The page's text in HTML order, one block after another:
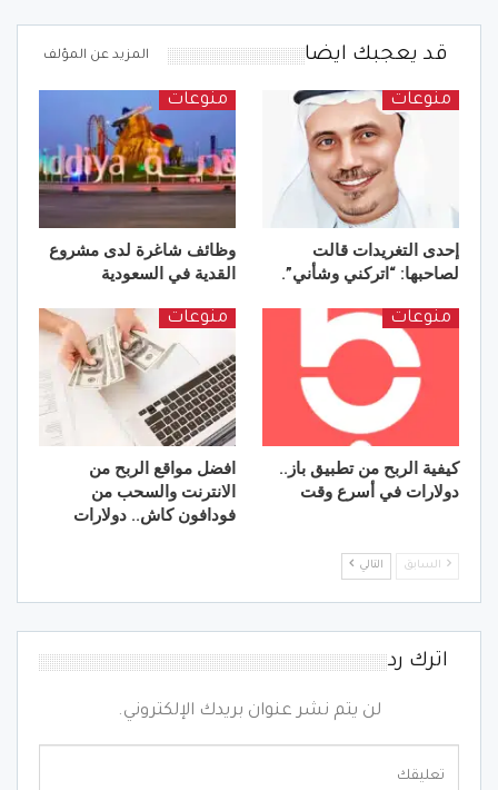
قد يعجبك ايضا المزيد عن المؤلف
منوعات
إحدى التغريدات قالت
لصاحبها: “اتركني وشأني”.
منوعات
وظائف شاغرة لدى مشروع
القدية في السعودية
منوعات
كيفية الربح من تطبيق باز..
دولارات في أسرع وقت
منوعات
افضل مواقع الربح من
الانترنت والسحب من
فودافون كاش.. دولارات
السابق التالي
اترك رد
لن يتم نشر عنوان بريدك الإلكتروني.